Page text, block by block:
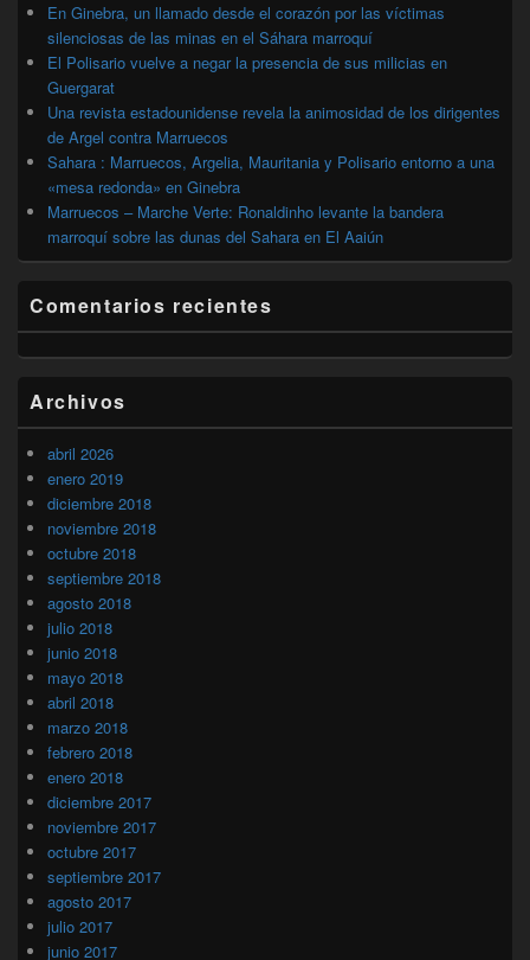
En Ginebra, un llamado desde el corazón por las víctimas
silenciosas de las minas en el Sáhara marroquí
El Polisario vuelve a negar la presencia de sus milicias en
Guergarat
Una revista estadounidense revela la animosidad de los dirigentes
de Argel contra Marruecos
Sahara : Marruecos, Argelia, Mauritania y Polisario entorno a una
«mesa redonda» en Ginebra
Marruecos – Marche Verte: Ronaldinho levante la bandera
marroquí sobre las dunas del Sahara en El Aaiún
Comentarios recientes
Archivos
abril 2026
enero 2019
diciembre 2018
noviembre 2018
octubre 2018
septiembre 2018
agosto 2018
julio 2018
junio 2018
mayo 2018
abril 2018
marzo 2018
febrero 2018
enero 2018
diciembre 2017
noviembre 2017
octubre 2017
septiembre 2017
agosto 2017
julio 2017
junio 2017